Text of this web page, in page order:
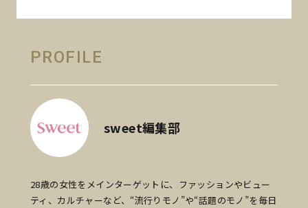
PROFILE
sweet編集部
28歳の女性をメインターゲットに、ファッションやビュー
ティ、カルチャーなど、“流行りモノ”や“話題のモノ”を毎日